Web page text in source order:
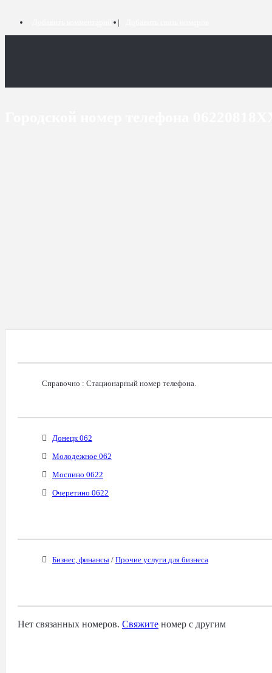
Справочно : Стационарный номер телефона.
Донецк 062
Молодежное 062
Моспино 0622
Очеретино 0622
Бизнес, финансы / Прочие услуги для бизнеса
Нет связанных номеров. Свяжите номер с другим